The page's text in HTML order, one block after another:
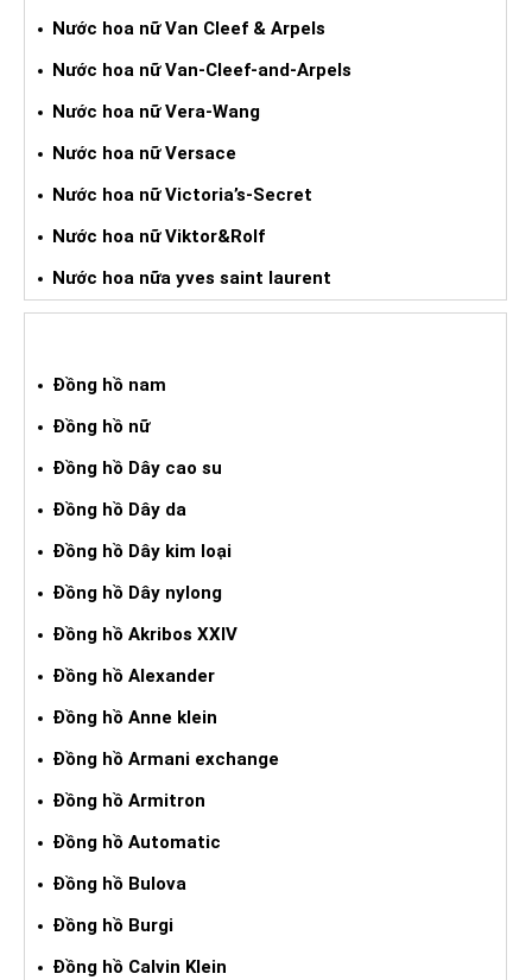
Nước hoa nữ Van Cleef & Arpels
Nước hoa nữ Van-Cleef-and-Arpels
Nước hoa nữ Vera-Wang
Nước hoa nữ Versace
Nước hoa nữ Victoria’s-Secret
Nước hoa nữ Viktor&Rolf
Nước hoa nữa yves saint laurent
Đồng hồ nam
Đồng hồ nữ
Đồng hồ Dây cao su
Đồng hồ Dây da
Đồng hồ Dây kim loại
Đồng hồ Dây nylong
Đồng hồ Akribos XXIV
Đồng hồ Alexander
Đồng hồ Anne klein
Đồng hồ Armani exchange
Đồng hồ Armitron
Đồng hồ Automatic
Đồng hồ Bulova
Đồng hồ Burgi
Đồng hồ Calvin Klein